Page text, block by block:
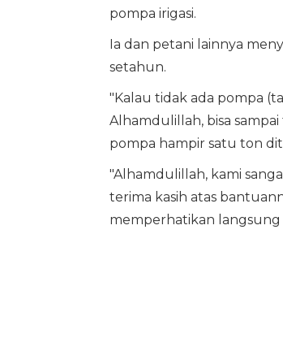
pompa irigasi.
Ia dan petani lainnya
setahun.
"Kalau tidak ada pompa
Alhamdulillah, bisa
pompa hampir satu ton
"Alhamdulillah, kami
terima kasih atas
memperhatikan langsung